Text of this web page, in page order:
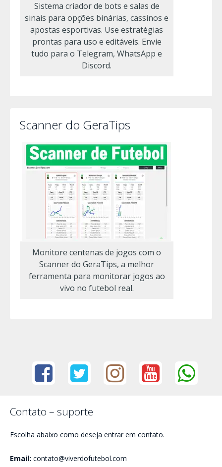
Sistema criador de bots e salas de
sinais para opções binárias, cassinos e
apostas esportivas. Use estratégias
prontas para uso e editáveis. Envie
tudo para o Telegram, WhatsApp e
Discord.
Scanner do GeraTips
Monitore centenas de jogos com o
Scanner do GeraTips, a melhor
ferramenta para monitorar jogos ao
vivo no futebol real.
Contato – suporte
Escolha abaixo como deseja entrar em contato.
Email: contato@viverdofutebol.com